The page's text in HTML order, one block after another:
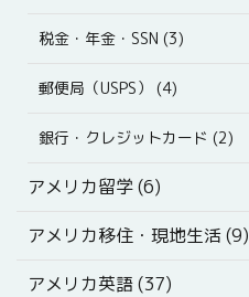
税金・年金・SSN (3)
郵便局（USPS） (4)
銀行・クレジットカード (2)
アメリカ留学 (6)
アメリカ移住・現地生活 (9)
アメリカ英語 (37)